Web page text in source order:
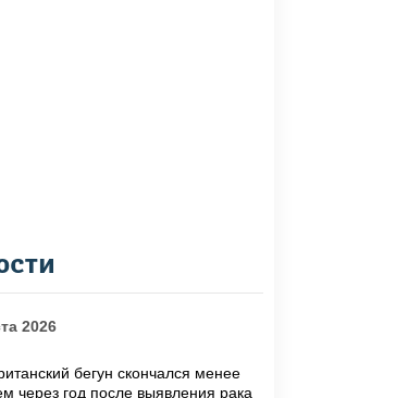
2026
бегун скончался менее
через год после выявления рака